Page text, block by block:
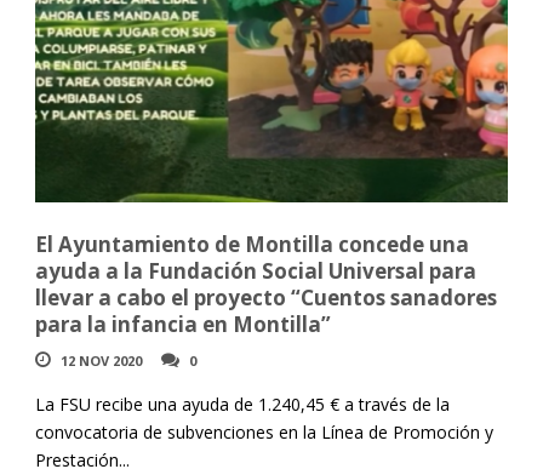
El Ayuntamiento de Montilla concede una
ayuda a la Fundación Social Universal para
llevar a cabo el proyecto “Cuentos sanadores
para la infancia en Montilla”
12 NOV 2020 0
La FSU recibe una ayuda de 1.240,45 € a través de la
convocatoria de subvenciones en la Línea de Promoción y
Prestación...